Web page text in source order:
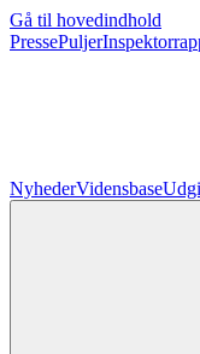
Gå til hovedindhold
PressePuljer
NyhederVidensbase